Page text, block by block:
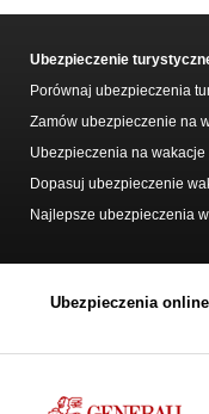
Ubezpieczenie
Porównaj ubezpieczenia
Zamów ubezpieczenie na
Ubezpieczenia na wakacje
Dopasuj ubezpieczenie
Najlepsze ubezpieczenia
Ubezpieczenia